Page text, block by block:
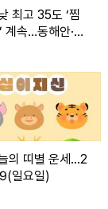
최고 35도 ‘찜
계속…동해안·제
의 띠별 운세...2
일요일)